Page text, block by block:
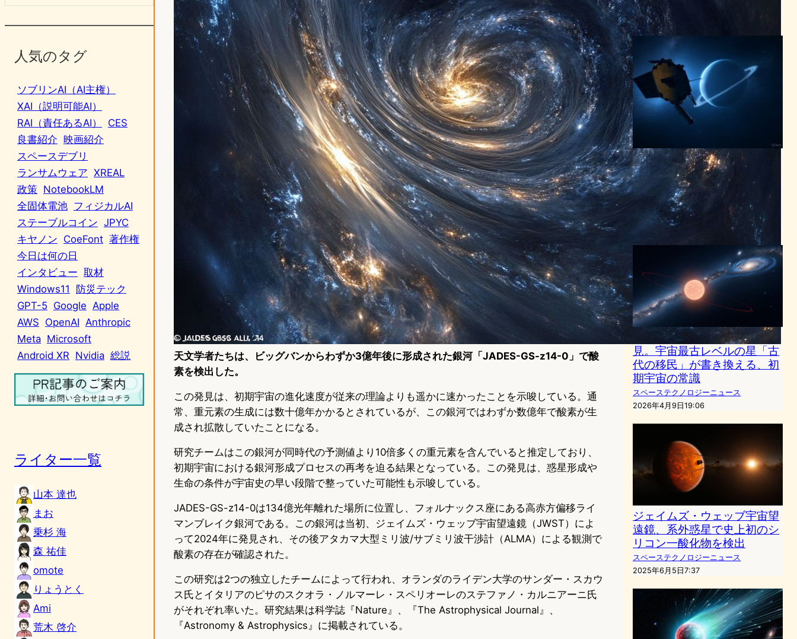
人気のタグ
ソブリンAI（AI主権）
XAI（説明可能AI）
RAI（責任あるAI）
CES
良書紹介 映画紹介
スペースデブリ
ランサムウェア XREAL
政策 NotebookLM
全固体電池 フィジカルAI
ステーブルコイン JPYC
キヤノン CoeFont 著作権
今日は何の日
インタビュー 取材
Windows11
防災テック
GPT-5 Google Apple
AWS OpenAI Anthropic
Meta Microsoft
Android XR Nvidia 総説
ライター一覧
山本 達也
まお
乗杉 海
森 祐佳
omote
りょうとく
Ami
荒木 啓介
天文学者たちは、ビッグバンからわずか3億年後に形成された銀河「JADES-GS-z14-0」で酸
素を検出した。
この発見は、初期宇宙の進化速度が従来の理論よりも遥かに速かったことを示唆している。通
常、重元素の生成には数十億年かかるとされているが、この銀河ではわずか数億年で酸素が生
成され拡散していたことになる。
研究チームはこの銀河が同時代の予測値より10倍多くの重元素を含んでいると推定しており、
初期宇宙における銀河形成プロセスの再考を迫る結果となっている。この発見は、惑星形成や
生命の条件が宇宙史の早い段階で整っていた可能性も示唆している。
JADES-GS-z14-0は134億光年離れた場所に位置し、フォルナックス座にある高赤方偏移ライ
マンブレイク銀河である。この銀河は当初、ジェイムズ・ウェッブ宇宙望遠鏡（JWST）によ
って2024年に発見され、その後アタカマ大型ミリ波/サブミリ波干渉計（ALMA）による観測で
酸素の存在が確認された。
この研究は2つの独立したチームによって行われ、オランダのライデン大学のサンダー・スカウ
ス氏とイタリアのピサのスクオラ・ノルマーレ・スペリオーレのステファノ・カルニアーニ氏
がそれぞれ率いた。研究結果は科学誌『Nature』、『The Astrophysical Journal』、
『Astronomy & Astrophysics』に掲載されている。
スペーステクノロジーニュース
2024年6月24日8:20
ジェームズ・ウェッブ宇宙望
遠鏡が初めて二酸化炭素を捉
える – 惑星形成の新たな手が
かり
スペーステクノロジーニュース
2025年3月18日11:49
SDSS × シカゴ大学生が発
見。宇宙最古レベルの星「古
代の移民」が書き換える、初
期宇宙の常識
スペーステクノロジーニュース
2026年4月9日19:06
ジェイムズ・ウェッブ宇宙望
遠鏡、系外惑星で史上初のシ
リコン一酸化物を検出
スペーステクノロジーニュース
2025年6月5日7:37